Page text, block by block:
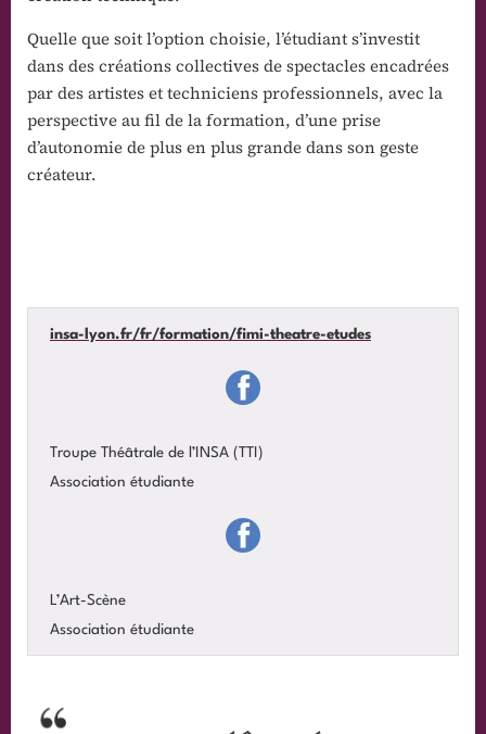
Quelle que soit l’option choisie, l’étudiant s’investit
dans des créations collectives de spectacles encadrées
par des artistes et techniciens professionnels, avec la
perspective au fil de la formation, d’une prise
d’autonomie de plus en plus grande dans son geste
créateur.
insa-lyon.fr/fr/formation/fimi-theatre-etudes
Troupe Théâtrale de l’INSA (TTI)
Association étudiante
L’Art-Scène
Association étudiante